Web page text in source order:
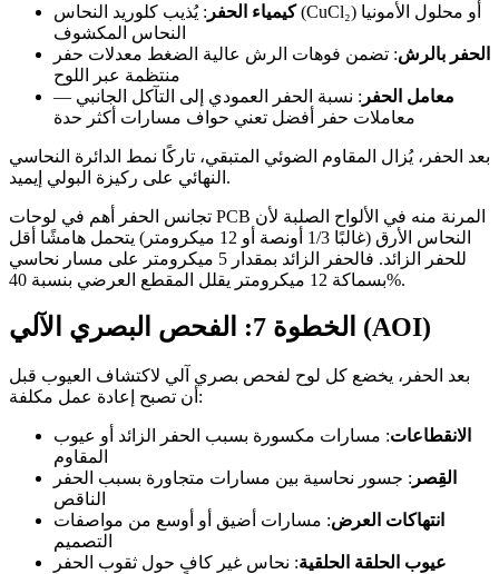
كيمياء الحفر : يُذيب كلوريد النحاس (CuCl₂) أو محلول الأمونيا
النحاس المكشوف
الحفر بالرش: تضمن فوهات الرش عالية الضغط معدلات حفر
منتظمة عبر اللوح
معامل الحفر : نسبة الحفر العمودي إلى التآكل الجانبي —
معاملات حفر أفضل تعني حواف مسارات أكثر حدة
بعد الحفر، يُزال المقاوم الضوئي المتبقي، تاركًا نمط الدائرة النحاسي
النهائي على ركيزة البولي إيميد.
تجانس الحفر أهم في لوحات PCB المرنة منه في الألواح الصلبة لأن
النحاس الأرق (غالبًا 1/3 أونصة أو 12 ميكرومتر) يتحمل هامشًا أقل
للحفر الزائد. فالحفر الزائد بمقدار 5 ميكرومتر على مسار نحاسي
بسماكة 12 ميكرومتر يقلل المقطع العرضي بنسبة 40%.
الخطوة 7: الفحص البصري الآلي (AOI)
بعد الحفر، يخضع كل لوح لفحص بصري آلي لاكتشاف العيوب قبل
أن تصبح إعادة عمل مكلفة:
الانقطاعات: مسارات مكسورة بسبب الحفر الزائد أو عيوب
المقاوم
القِصر : جسور نحاسية بين مسارات متجاورة بسبب الحفر
الناقص
انتهاكات العرض: مسارات أضيق أو أوسع من مواصفات
التصميم
عيوب الحلقة الحلقية: نحاس غير كافٍ حول ثقوب الحفر